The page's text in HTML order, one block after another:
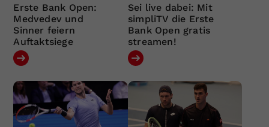
Erste Bank Open:
Medvedev und
Sinner feiern
Auftaktsiege
Sei live dabei: Mit
simpliTV die Erste
Bank Open gratis
streamen!